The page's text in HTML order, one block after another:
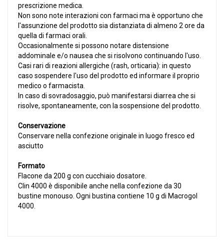
prescrizione medica.
Non sono note interazioni con farmaci ma è opportuno che
l'assunzione del prodotto sia distanziata di almeno 2 ore da
quella di farmaci orali.
Occasionalmente si possono notare distensione
addominale e/o nausea che si risolvono continuando l'uso.
Casi rari di reazioni allergiche (rash, orticaria): in questo
caso sospendere l'uso del prodotto ed informare il proprio
medico o farmacista.
In caso di sovradosaggio, può manifestarsi diarrea che si
risolve, spontaneamente, con la sospensione del prodotto.
Conservazione
Conservare nella confezione originale in luogo fresco ed
asciutto
Formato
Flacone da 200 g con cucchiaio dosatore.
Clin 4000 è disponibile anche nella confezione da 30
bustine monouso. Ogni bustina contiene 10 g di Macrogol
4000.